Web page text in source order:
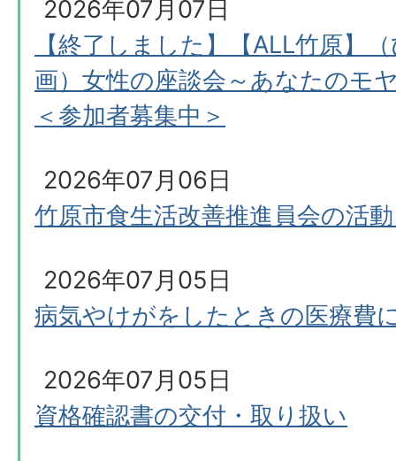
2026年07月07日
【終了しました】【ALL竹原】
画）女性の座談会～あなたのモ
＜参加者募集中＞
2026年07月06日
竹原市食生活改善推進員会の活
2026年07月05日
病気やけがをしたときの医療費
2026年07月05日
資格確認書の交付・取り扱い